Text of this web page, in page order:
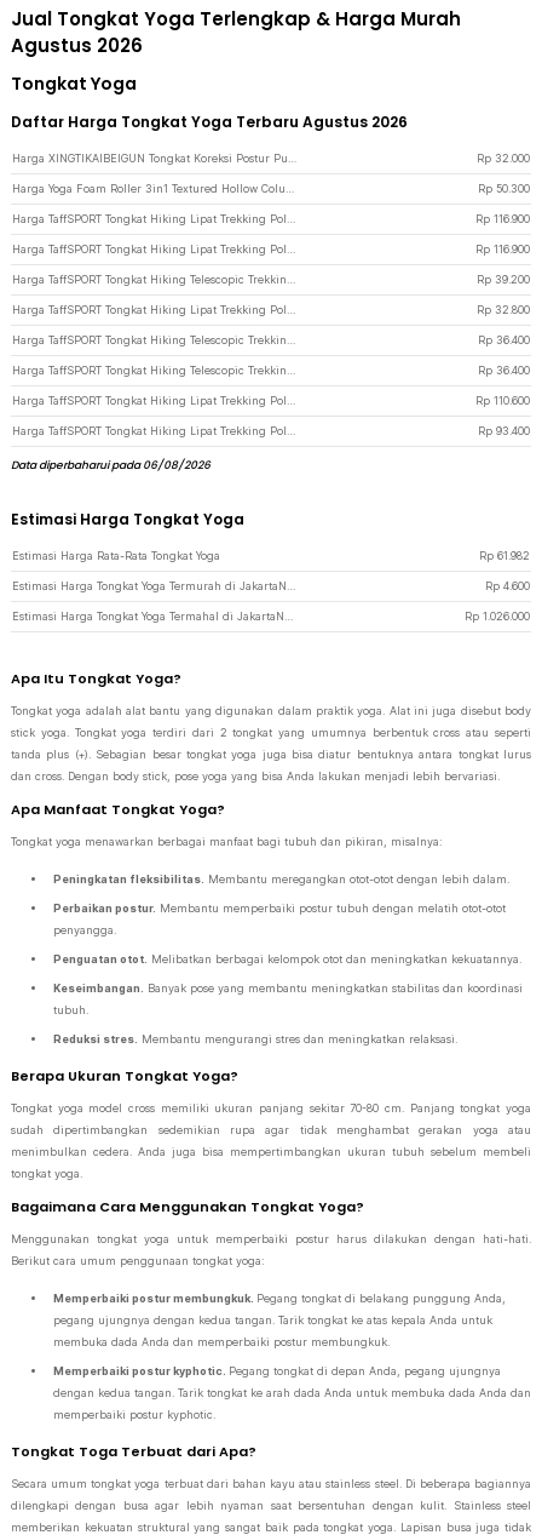
Jual Tongkat Yoga Terlengkap & Harga Murah
Agustus 2026
Tongkat Yoga
Daftar Harga Tongkat Yoga Terbaru Agustus 2026
Rp 32.000
Rp 50.300
Rp 116.900
Rp 116.900
Rp 39.200
Rp 32.800
Rp 36.400
Rp 36.400
Rp 110.600
Rp 93.400
Data diperbaharui pada 06/08/2026
Estimasi Harga Tongkat Yoga
Estimasi Harga Rata-Rata Tongkat Yoga Rp 61.982
Rp 4.600
Rp 1.026.000
Apa Itu Tongkat Yoga?
Tongkat yoga adalah alat bantu yang digunakan dalam praktik yoga. Alat ini juga disebut body
stick yoga. Tongkat yoga terdiri dari 2 tongkat yang umumnya berbentuk cross atau seperti
tanda plus (+). Sebagian besar tongkat yoga juga bisa diatur bentuknya antara tongkat lurus
dan cross. Dengan body stick, pose yoga yang bisa Anda lakukan menjadi lebih bervariasi.
Apa Manfaat Tongkat Yoga?
Tongkat yoga menawarkan berbagai manfaat bagi tubuh dan pikiran, misalnya:
Peningkatan fleksibilitas. Membantu meregangkan otot-otot dengan lebih dalam.
Perbaikan postur. Membantu memperbaiki postur tubuh dengan melatih otot-otot
penyangga.
Penguatan otot. Melibatkan berbagai kelompok otot dan meningkatkan kekuatannya.
Keseimbangan.
Banyak pose yang membantu meningkatkan stabilitas dan koordinasi
tubuh.
Reduksi stres. Membantu mengurangi stres dan meningkatkan relaksasi.
Berapa Ukuran Tongkat Yoga?
Tongkat yoga model cross memiliki ukuran panjang sekitar 70-80 cm. Panjang tongkat yoga
sudah dipertimbangkan sedemikian rupa agar tidak menghambat gerakan yoga atau
menimbulkan cedera. Anda juga bisa mempertimbangkan ukuran tubuh sebelum membeli
tongkat yoga.
Bagaimana Cara Menggunakan Tongkat Yoga?
Menggunakan tongkat yoga untuk memperbaiki postur harus dilakukan dengan hati-hati.
Berikut cara umum penggunaan tongkat yoga:
Memperbaiki postur membungkuk. Pegang tongkat di belakang punggung Anda,
pegang ujungnya dengan kedua tangan. Tarik tongkat ke atas kepala Anda untuk
membuka dada Anda dan memperbaiki postur membungkuk.
Memperbaiki postur kyphotic. Pegang tongkat di depan Anda, pegang ujungnya
dengan kedua tangan. Tarik tongkat ke arah dada Anda untuk membuka dada Anda dan
memperbaiki postur kyphotic.
Tongkat Toga Terbuat dari Apa?
Secara umum tongkat yoga terbuat dari bahan kayu atau stainless steel. Di beberapa bagiannya
dilengkapi dengan busa agar lebih nyaman saat bersentuhan dengan kulit. Stainless steel
memberikan kekuatan struktural yang sangat baik pada tongkat yoga. Lapisan busa juga tidak